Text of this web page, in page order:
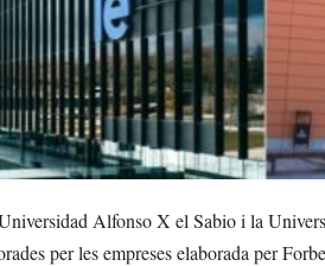
Alfonso X el Sabio i la
per les empreses elaborada per